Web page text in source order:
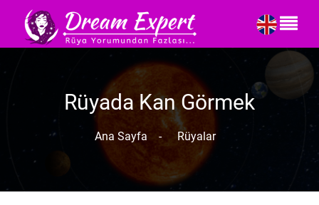
Rüyada Kan Görmek
Ana Sayfa - Rüyalar